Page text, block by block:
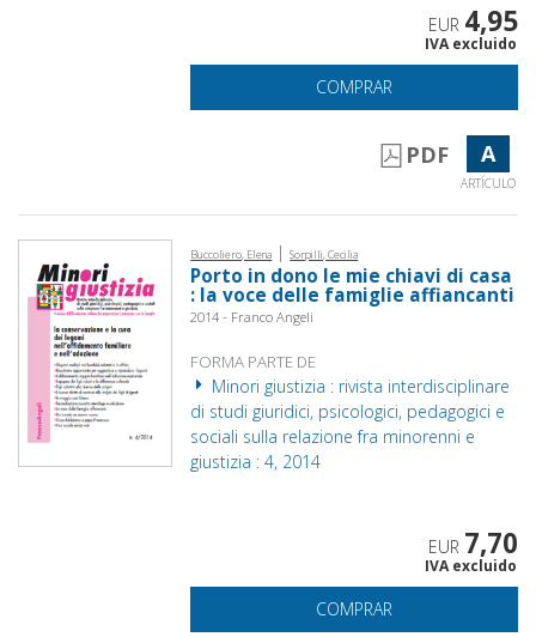
EUR 4,95
IVA excluido
COMPRAR
PDF A
ARTÍCULO
Buccoliero, Elena | Sorpilli, Cecilia
Porto in dono le mie chiavi di casa
: la voce delle famiglie affiancanti
2014 - Franco Angeli
FORMA PARTE DE
Minori giustizia : rivista interdisciplinare
di studi giuridici, psicologici, pedagogici e
sociali sulla relazione fra minorenni e
giustizia : 4, 2014
EUR 7,70
IVA excluido
COMPRAR